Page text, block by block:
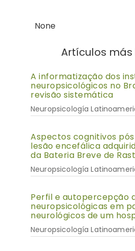
None
Artículos
A informatização dos
neuropsicológicos no
revisão sistemática
Neuropsicología
Aspectos cognitivos
lesão encefálica
da Bateria Breve de
Neuropsicología
Perfil e autopercepção
neuropsicológicas em
neurológicos de um
Neuropsicología